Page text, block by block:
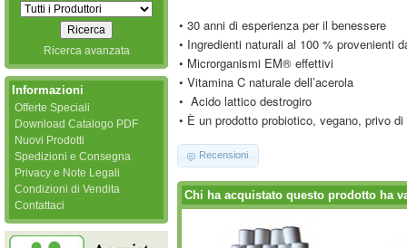
• 30 anni di esperienza per il benessere
• Ingredienti naturali al 100 % provenienti
• Microrganismi EM® effettivi
• Vitamina C naturale dell’acerola
• Acido lattico destrogiro
• È un prodotto probiotico, vegano, privo
Recensioni
Chi ha acquistato questo prodotto ha
Ricerca avanzata
Informazioni
Offerte Speciali
Download Catalogo PDF
Nuovi Prodotti
Spedizioni e Consegna
Privacy e Note Legali
Condizioni di Vendita
Contattaci